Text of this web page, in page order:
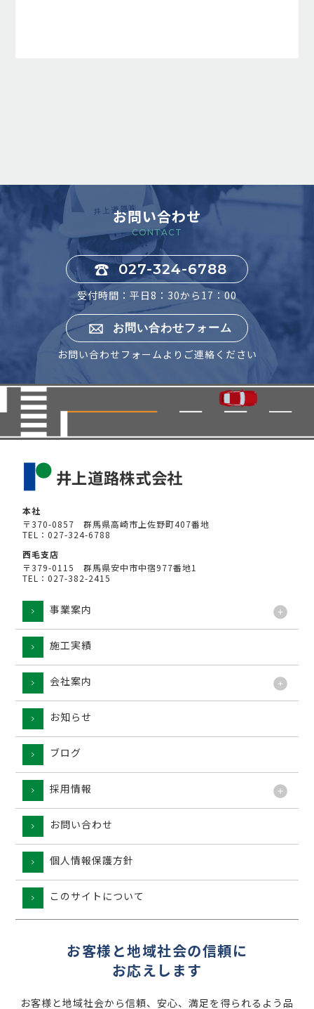
お問い合わせ
CONTACT
027-324-6788
受付時間：平日8：30から17：00
お問い合わせフォーム
お問い合わせフォームよりご連絡ください
本社
〒370-0857 群馬県高崎市上佐野町407番地
TEL：027-324-6788
西毛支店
〒379-0115 群馬県安中市中宿977番地1
TEL：027-382-2415
事業案内
施工実績
会社案内
お知らせ
ブログ
採用情報
お問い合わせ
個人情報保護方針
このサイトについて
お客様と地域社会の信頼に
お応えします
お客様と地域社会から信頼、安心、満足を得られるよう品